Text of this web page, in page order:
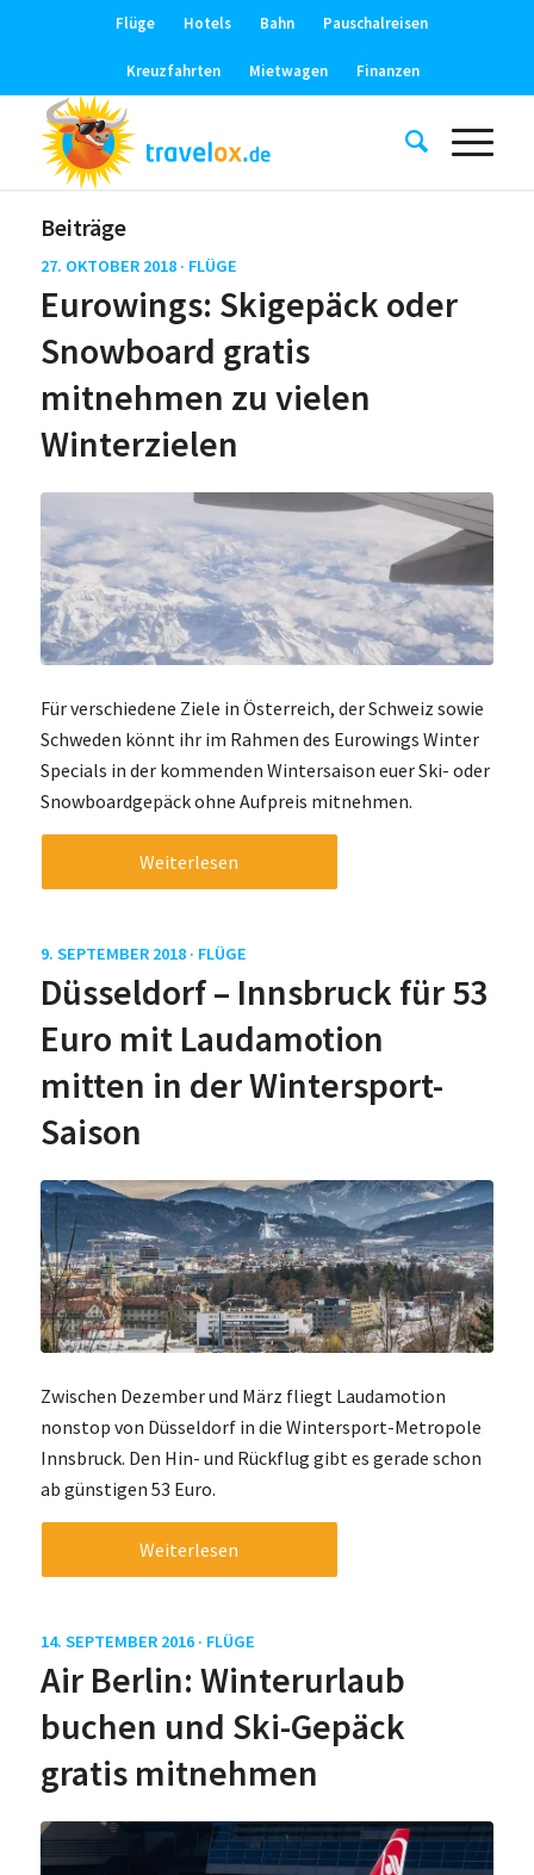
Flüge Hotels Bahn Pauschalreisen
Kreuzfahrten Mietwagen Finanzen
Beiträge
27. OKTOBER 2018 · FLÜGE
Eurowings: Skigepäck oder
Snowboard gratis
mitnehmen zu vielen
Winterzielen
Für verschiedene Ziele in Österreich, der Schweiz sowie
Schweden könnt ihr im Rahmen des Eurowings Winter
Specials in der kommenden Wintersaison euer Ski- oder
Snowboardgepäck ohne Aufpreis mitnehmen.
Weiterlesen
9. SEPTEMBER 2018 · FLÜGE
Düsseldorf – Innsbruck für 53
Euro mit Laudamotion
mitten in der Wintersport-
Saison
Zwischen Dezember und März fliegt Laudamotion
nonstop von Düsseldorf in die Wintersport-Metropole
Innsbruck. Den Hin- und Rückflug gibt es gerade schon
ab günstigen 53 Euro.
Weiterlesen
14. SEPTEMBER 2016 · FLÜGE
Air Berlin: Winterurlaub
buchen und Ski-Gepäck
gratis mitnehmen